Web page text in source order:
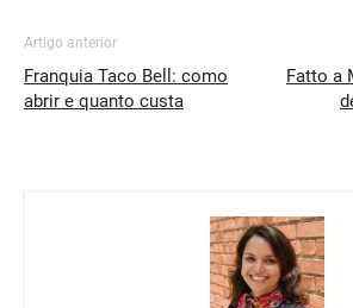
Artigo anterior
Franquia Taco Bell: como
abrir e quanto custa
Fatto a